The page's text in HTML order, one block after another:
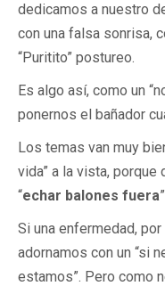
dedicamos a nuestro
con una falsa sonrisa,
“Puritito” postureo.
Es algo así, como un
ponernos el bañador
Los temas van muy
vida” a la vista,
“echar balones fuera
Si una enfermedad,
adornamos con un “si
estamos”. Pero como